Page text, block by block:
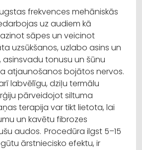
frekvences mehāniskās
uz audiem kā
sāpes un veicinot
uzsūkšanos, uzlabo asins un
asinsvadu tonusu un šūnu
atjaunošanos bojātos nervos.
labvēlīgu, dziļu termālu
pārveidojot siltuma
terapija var tikt lietota, lai
un kavētu fibrozes
audos. Procedūra ilgst 5–15
ārstniecisko efektu, ir